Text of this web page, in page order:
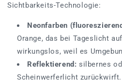
Sichtbarkeits-Technologie:
Neonfarben
Orange, das bei Tageslicht
wirkungslos, weil es
Reflektierend: silbernes
Scheinwerferlicht